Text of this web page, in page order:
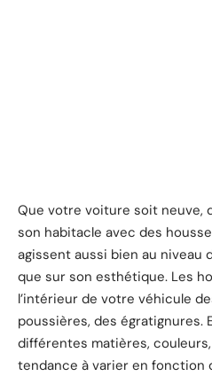
Que votre voiture soit neuve,
son habitacle avec des
agissent aussi bien au
que sur son esthétique. Les
l’intérieur de votre véhicule
poussières, des égratignures.
différentes matières,
tendance à varier en fonction